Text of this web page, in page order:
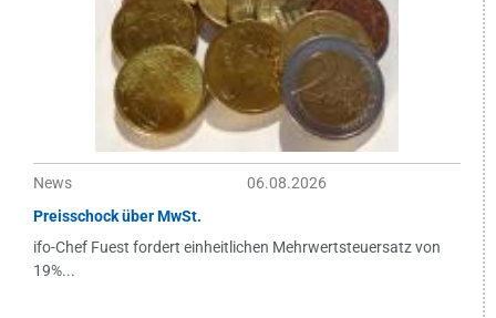
News
06.08.2026
Preisschock über MwSt.
ifo-Chef Fuest fordert einheitlichen Mehrwertsteuersatz von
19%...